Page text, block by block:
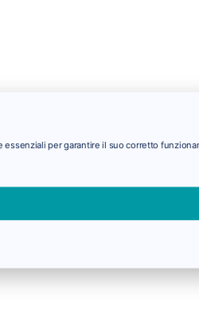
essenziali per garantire il suo corretto